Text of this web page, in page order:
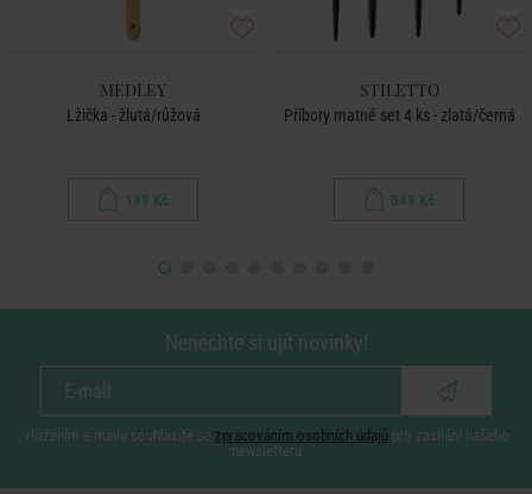
MEDLEY
Lžička - žlutá/růžová
199 Kč
STILETTO
Příbory matné set 4 ks - zlatá/černá
549 Kč
Nenechte si ujít novinky!
vložením e-mailu souhlasíte se zpracováním osobních údajů pro zasílání našeho
newsletteru